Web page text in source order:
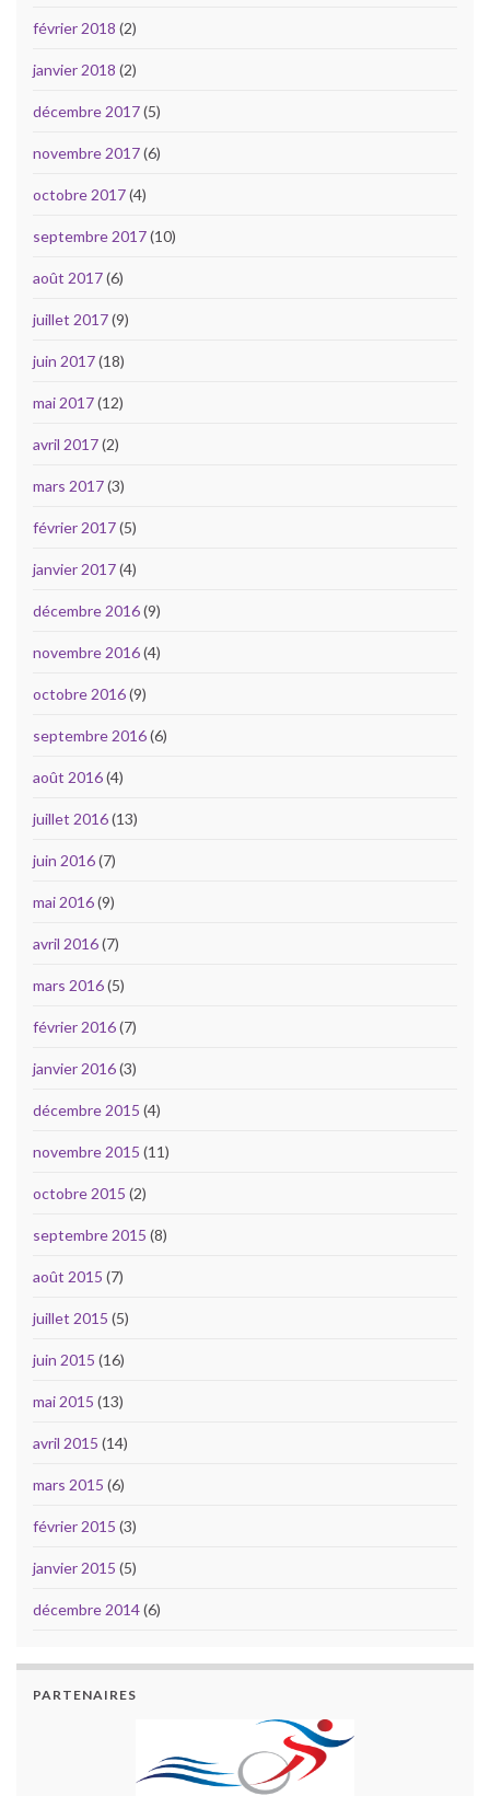
février 2018 (2)
janvier 2018 (2)
décembre 2017(5)
novembre 2017(6)
octobre 2017(4)
septembre 2017(10)
août 2017(6)
juillet 2017(9)
juin 2017(18)
mai 2017(12)
avril 2017(2)
mars 2017(3)
février 2017(5)
janvier 2017(4)
décembre 2016(9)
novembre 2016(4)
octobre 2016(9)
septembre 2016(6)
août 2016(4)
juillet 2016(13)
juin 2016(7)
mai 2016(9)
avril 2016(7)
mars 2016(5)
février 2016(7)
janvier 2016(3)
décembre 2015 (4)
novembre 2015 (11)
octobre 2015 (2)
septembre 2015 (8)
août 2015 (7)
juillet 2015 (5)
juin 2015 (16)
mai 2015 (13)
avril 2015 (14)
mars 2015 (6)
février 2015 (3)
janvier 2015 (5)
décembre 2014(6)
PARTENAIRES